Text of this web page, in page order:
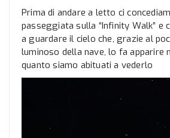
Prima di andare a letto ci
passeggiata sulla “Infinity Walk” e
a guardare il cielo che, grazie al
luminoso della nave, lo fa apparire
quanto siamo abituati a vederlo